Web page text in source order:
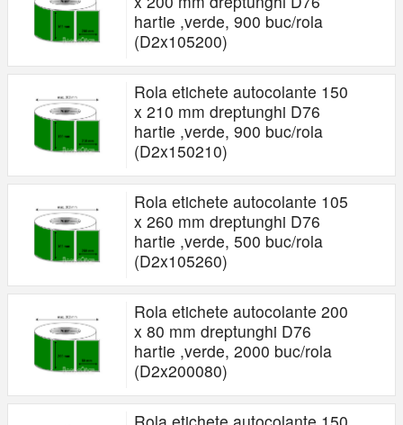
hartie ,verde, 900 buc/rola
(D2x105200)
Rola etichete autocolante 150
x 210 mm dreptunghi D76
hartie ,verde, 900 buc/rola
(D2x150210)
Rola etichete autocolante 105
x 260 mm dreptunghi D76
hartie ,verde, 500 buc/rola
(D2x105260)
Rola etichete autocolante 200
x 80 mm dreptunghi D76
hartie ,verde, 2000 buc/rola
(D2x200080)